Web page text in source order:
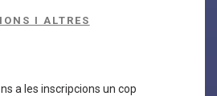
I ALTRES
a les inscripcions un cop